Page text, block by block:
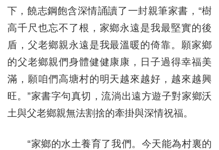
下，饒志鋼飽含深情誦讀了一封親筆家書，“樹
高千尺也忘不了根，家鄉永遠是我最堅實的後
盾，父老鄉親永遠是我最溫暖的倚靠。願家鄉
的父老鄉親們身體健健康康，日子過得幸福美
滿，願咱們高塘村的明天越來越好，越來越興
旺。”家書字句真切，流淌出遠方遊子對家鄉沃
土與父老鄉親無法割捨的牽掛與深情祝福。
“家鄉的水土養育了我們。今天能為村裏的